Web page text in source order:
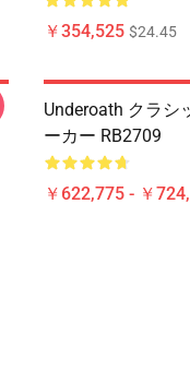
￥354,525 $24.45
Underoath クラシ
ーカー RB2709
￥622,775 - ￥